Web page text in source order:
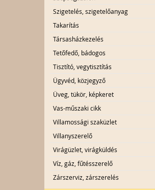
Szigetelés, szigetelőanyag
Takarítás
Társasházkezelés
Tetőfedő, bádogos
Tisztító, vegytisztítás
Ügyvéd, közjegyző
Üveg, tükör, képkeret
Vas-műszaki cikk
Villamossági szaküzlet
Villanyszerelő
Virágüzlet, virágküldés
Víz, gáz, fűtésszerelő
Zárszerviz, zárszerelés